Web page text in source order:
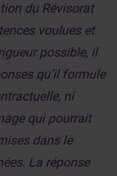
du Révisorat
voulues et
possible, il
qu’il formule
ni
qui pourrait
dans le
La réponse